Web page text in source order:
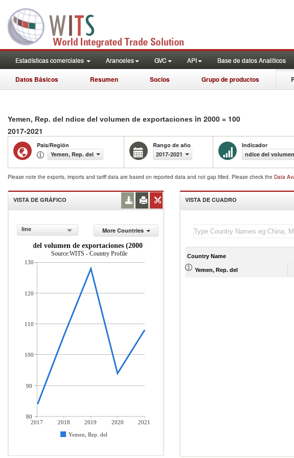
Estadísticas comerciales Aranceles GVC API Base de datos Analiticos
Datos Básicos Resumen Socios Grupo de productos
Yemen, Rep. del ndice del volumen de exportaciones in 2000 = 100
2017-2021
País/Región
Yemen, Rep. del
Rango de año
2017-2021
Indicador
ndice del
Please note the exports, imports and tariff data are based on reported data and not gap filled. Please check the Data
VISTA DE GRÁFICO
line
More Countries
ndice del volumen de exportaciones (2000 = 100)
Source:WITS - Country Profile
2017 2018 2019 2020
2021
Yemen, Rep. del
130
120
110
100
90
80
VISTA DE CUADRO
Country Name
Yemen, Rep. del